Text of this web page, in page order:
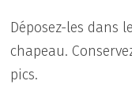
Déposez-les dans
chapeau.
pics.